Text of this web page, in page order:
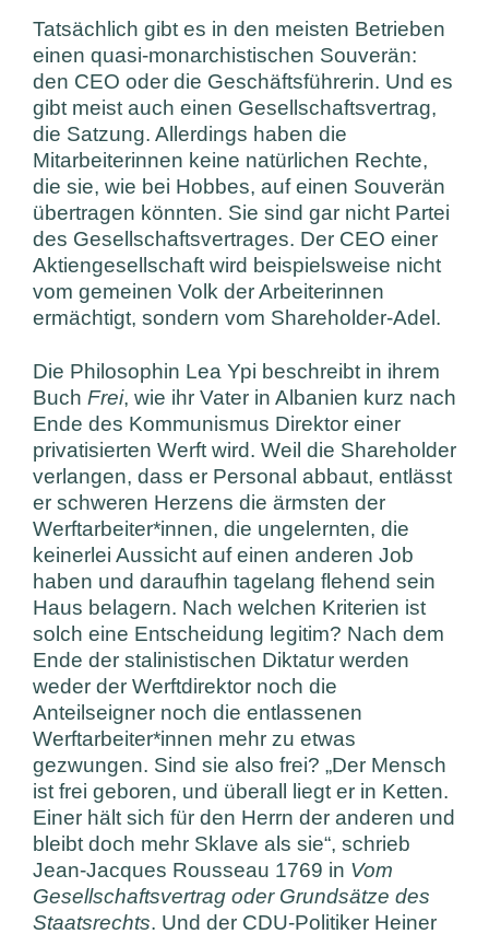
Tatsächlich gibt es in den meisten Betrieben
einen quasi-monarchistischen Souverän:
den CEO oder die Geschäftsführerin. Und es
gibt meist auch einen Gesellschaftsvertrag,
die Satzung. Allerdings haben die
Mitarbeiterinnen keine natürlichen Rechte,
die sie, wie bei Hobbes, auf einen Souverän
übertragen könnten. Sie sind gar nicht Partei
des Gesellschaftsvertrages. Der CEO einer
Aktiengesellschaft wird beispielsweise nicht
vom gemeinen Volk der Arbeiterinnen
ermächtigt, sondern vom Shareholder-Adel.
Die Philosophin Lea Ypi beschreibt in ihrem
Buch Frei, wie ihr Vater in Albanien kurz nach
Ende des Kommunismus Direktor einer
privatisierten Werft wird. Weil die Shareholder
verlangen, dass er Personal abbaut, entlässt
er schweren Herzens die ärmsten der
Werftarbeiter*innen, die ungelernten, die
keinerlei Aussicht auf einen anderen Job
haben und daraufhin tagelang flehend sein
Haus belagern. Nach welchen Kriterien ist
solch eine Entscheidung legitim? Nach dem
Ende der stalinistischen Diktatur werden
weder der Werftdirektor noch die
Anteilseigner noch die entlassenen
Werftarbeiter*innen mehr zu etwas
gezwungen. Sind sie also frei? „Der Mensch
ist frei geboren, und überall liegt er in Ketten.
Einer hält sich für den Herrn der anderen und
bleibt doch mehr Sklave als sie“, schrieb
Jean-Jacques Rousseau 1769 in Vom
Gesellschaftsvertrag oder Grundsätze des
Staatsrechts. Und der CDU-Politiker Heiner